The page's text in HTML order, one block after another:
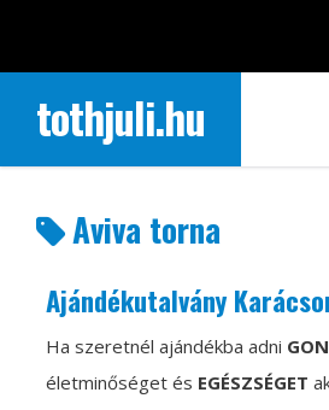
tothjuli.hu
Aviva torna
Ajándékutalvány
Ha szeretnél ajándékba adni
életminőséget és EGÉSZSÉGET